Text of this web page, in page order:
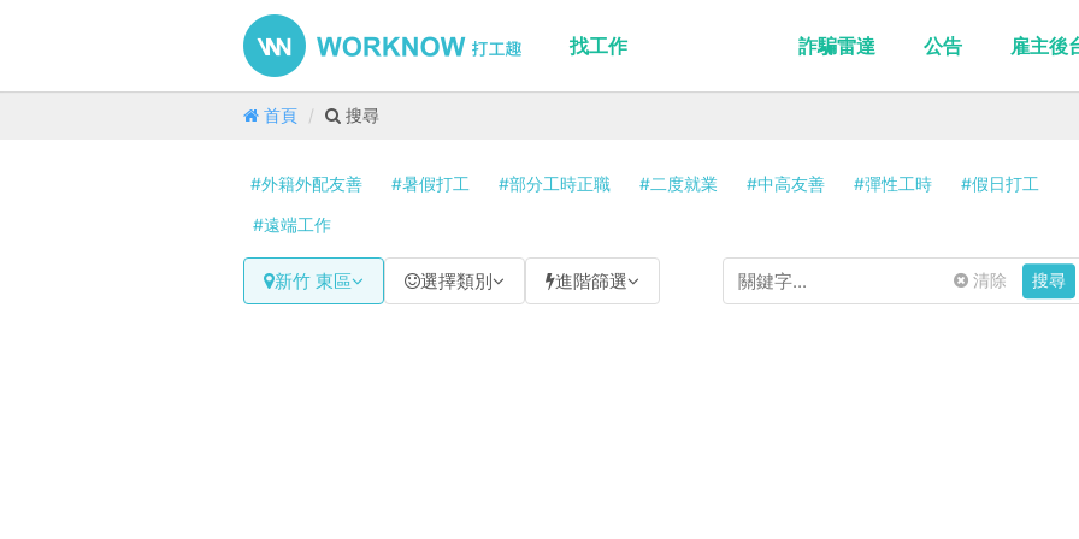
找工作 詐騙雷達 公告 雇主後
首頁 搜尋
#外籍外配友善 #暑假打工 #部分工時正職 #二度就業 #中高友善 #彈性工時
#假日打工
#遠端工作
新竹 東區 選擇類別 進階篩選 清除 搜尋